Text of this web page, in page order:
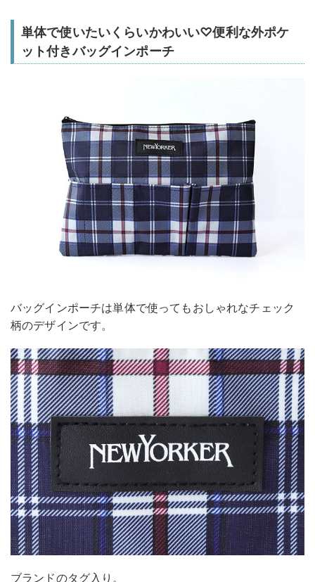
単体で使いたいくらいかわいい♡便利な外ポケ
ット付きバッグインポーチ
バッグインポーチは単体で使ってもおしゃれなチェック
柄のデザインです。
ブランドのタグ入り。